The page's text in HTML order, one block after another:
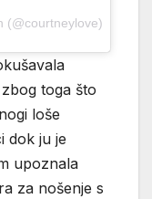
(@courtneylove)
toga što
loše
dok ju je
upoznala
za nošenje s